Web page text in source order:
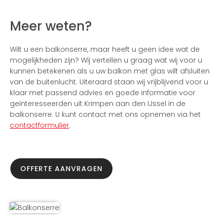
Meer weten?
Wilt u een balkonserre, maar heeft u geen idee wat de
mogelijkheden zijn? Wij vertellen u graag wat wij voor u
kunnen betekenen als u uw balkon met glas wilt afsluiten
van de buitenlucht. Uiteraard staan wij vrijblijvend voor u
klaar met passend advies en goede informatie voor
geïnteresseerden uit Krimpen aan den IJssel in de
balkonserre. U kunt contact met ons opnemen via het
contactformulier.
OFFERTE AANVRAGEN